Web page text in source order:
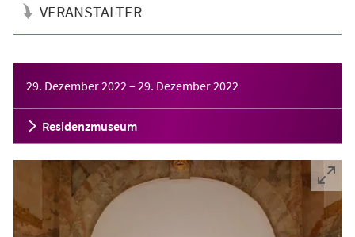
VERANSTALTER
29. Dezember 2022 – 29. Dezember 2022
Residenzmuseum